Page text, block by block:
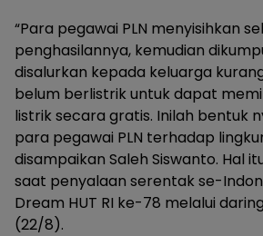
“Para pegawai PLN menyisihkan
penghasilannya, kemudian
disalurkan kepada keluarga
belum berlistrik untuk dapat
listrik secara gratis. Inilah bentuk
para pegawai PLN terhadap
disampaikan Saleh Siswanto. Hal
saat penyalaan serentak se-
Dream HUT RI ke-78 melalui
(22/8).